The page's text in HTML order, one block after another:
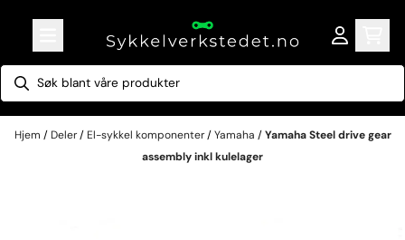
Hopp til innhold
Hjem / Deler/ El-sykkel komponenter/Yamaha /Yamaha Steel drive gear
assembly inkl kulelager